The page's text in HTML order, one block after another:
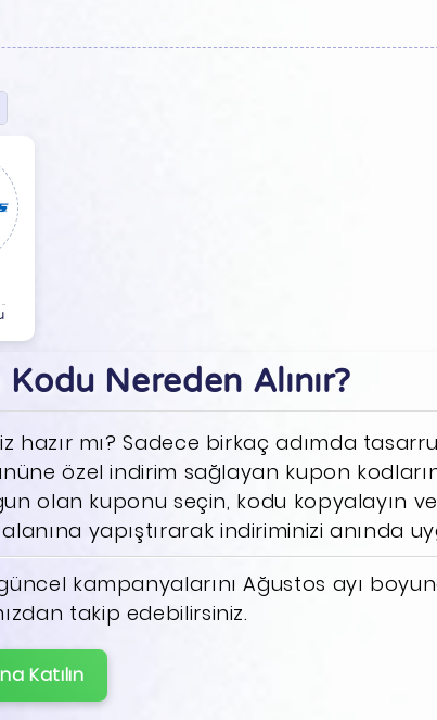
Nereden Alınır?
hazır mı? Sadece birkaç adımda
özel indirim sağlayan kupon
olan kuponu seçin, kodu kopyalayın ve
alanına yapıştırarak indiriminizi anında
kampanyalarını Ağustos ayı
takip edebilirsiniz.
Katılın